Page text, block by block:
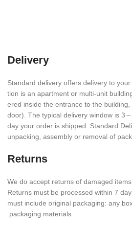
Delivery
Stan­dard deliv­ery offers deliv­ery to
tion is an apart­ment or multi-unit
ered inside the entrance to the
door). The typical deliv­ery window is 3
day your order is shipped. Stan­dard
unpack­ing, assem­bly or removal of
Returns
We do accept returns of damaged
Returns must be processed within 7
must include orig­i­nal pack­ag­ing: any
packaging materials.